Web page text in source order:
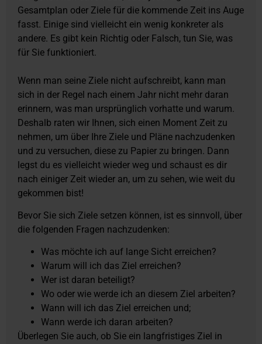
Gesamtplan oder Ziele für die kommende Zeit ins Auge
fasst. Einige sind vielleicht ein wenig konkreter als
andere. Es gibt kein Richtig oder Falsch, tun Sie, was
für Sie funktioniert.
Wenn man seine Ziele nicht aufschreibt, kann man
sich in der Regel nach einem Jahr nicht mehr daran
erinnern, was man ursprünglich vorhatte und warum.
Deshalb raten wir Ihnen, sich einen Moment Zeit zu
nehmen, um über Ihre Ziele und Pläne nachzudenken
und zu versuchen, diese zu Papier zu bringen. Dann
legst du es vielleicht wieder weg und schaust es dir
nach einiger Zeit wieder an, um zu sehen, wie weit du
gekommen bist!
Bevor Sie sich Ziele setzen können, ist es sinnvoll, über
die folgenden Fragen nachzudenken:
Was möchte ich auf lange Sicht erreichen?
Warum will ich das Ziel erreichen?
Wer ist daran beteiligt?
Wo oder wie werde ich an diesem Ziel arbeiten?
Wann will ich das Ziel erreichen und;
Wann werde ich daran arbeiten?
Überlegen Sie auch, ob Sie ein langfristiges Ziel in